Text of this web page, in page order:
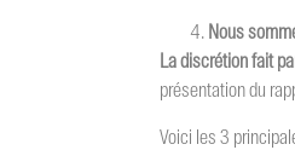
Nous
La discrétion fait
présentation du
Voici les 3